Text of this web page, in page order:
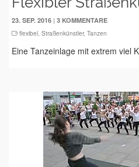
23. SEP. 2016 | 3 KOMMENTARE
flexibel, Straßenkünstler, Tanzen
Eine Tanzeinlage mit extrem viel